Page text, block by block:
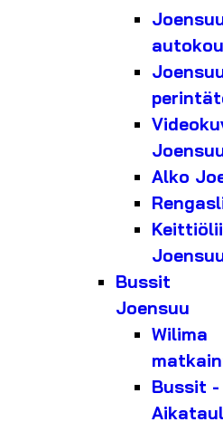
Alko
Bussit
Joensuu
Wilima
Bussit -